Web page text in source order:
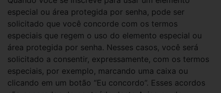
especial ou área protegida por senha, pode ser
solicitado que você concorde com os termos
especiais que regem o uso do elemento especial ou
área protegida por senha. Nesses casos, você será
solicitado a consentir, expressamente, com os termos
especiais, por exemplo, marcando uma caixa ou
clicando em um botão “Eu concordo”. Esses acordos